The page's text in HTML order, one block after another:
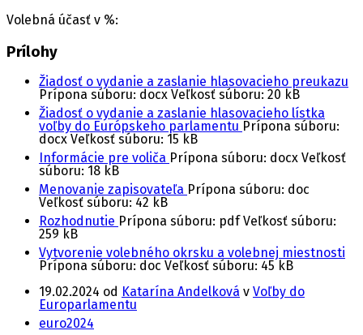
Volebná účasť v %:
Prílohy
Žiadosť o vydanie a zaslanie hlasovacieho preukazu
Prípona súboru: docx Veľkosť súboru: 20 kB
Žiadosť o vydanie a zaslanie hlasovacieho lístka
voľby do Európskeho parlamentu Prípona súboru:
docx Veľkosť súboru: 15 kB
Informácie pre voliča Prípona súboru: docx Veľkosť
súboru: 18 kB
Menovanie zapisovateľa Prípona súboru: doc
Veľkosť súboru: 42 kB
Rozhodnutie Prípona súboru: pdf Veľkosť súboru:
259 kB
Vytvorenie volebného okrsku a volebnej miestnosti
Prípona súboru: doc Veľkosť súboru: 45 kB
19.02.2024 od Katarína Andelková v Voľby do
Europarlamentu
euro2024